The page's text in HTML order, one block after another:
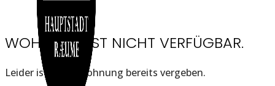
WOHNUNG IST NICHT VERFÜGBAR.
Leider ist diese Wohnung bereits vergeben.